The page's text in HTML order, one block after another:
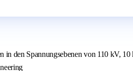
den Spannungsebenen von 110 kV,